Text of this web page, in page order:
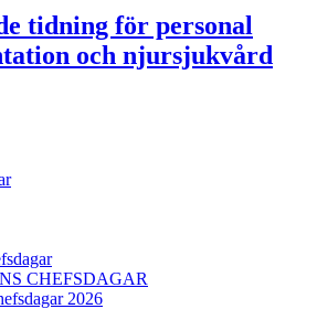
tidning för personal
och njursjukvård
CHEFSDAGAR
2026